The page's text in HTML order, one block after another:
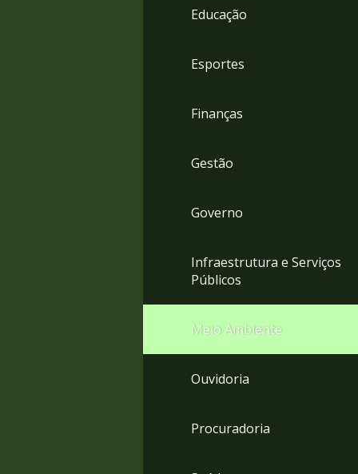
Educação
Esportes
Finanças
Gestão
Governo
Infraestrutura e Serviços
Públicos
Meio Ambiente
Ouvidoria
Procuradoria